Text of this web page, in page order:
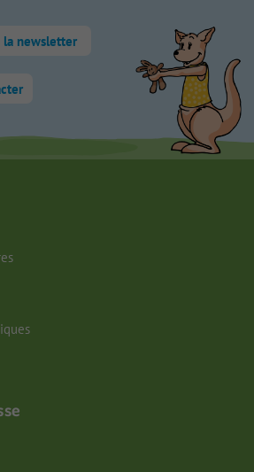
la newsletter